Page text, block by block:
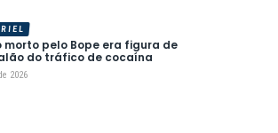
morto pelo Bope era figura de
do tráfico de cocaína
2026